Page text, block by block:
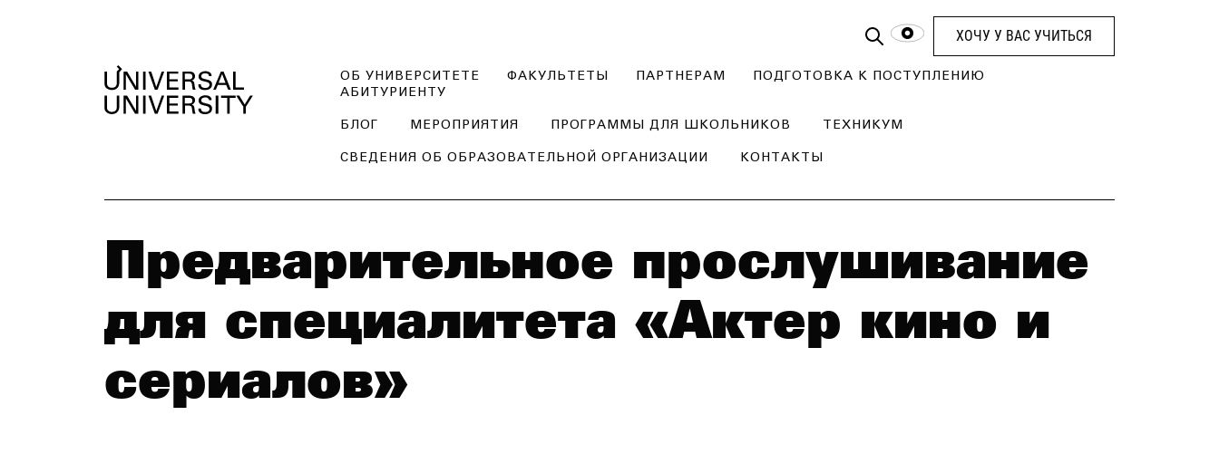
ХОЧУ У ВАС УЧИТЬСЯ
ОБ УНИВЕРСИТЕТЕ ФАКУЛЬТЕТЫ ПАРТНЕРАМ
ПОДГОТОВКА К ПОСТУПЛЕНИЮ
АБИТУРИЕНТУ
БЛОГ МЕРОПРИЯТИЯ ПРОГРАММЫ ДЛЯ ШКОЛЬНИКОВ ТЕХНИКУМ
СВЕДЕНИЯ ОБ ОБРАЗОВАТЕЛЬНОЙ ОРГАНИЗАЦИИ КОНТАКТЫ
Предварительное прослушивание
для специалитета «Актер кино и
сериалов»